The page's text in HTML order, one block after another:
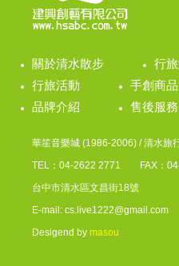
關於清水散步
行
行旅活動
手創商品
品牌介紹
售後服務
華笙音樂城 (1986-2006) / 清水旅
TEL：04-2622 2771 FAX：
台中市清水區文昌街18號
E-mail: cs.live1222@gmail.com
Desigend by masou